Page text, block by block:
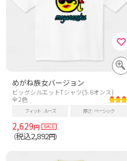
めがね族女バージョン
ビッグシルエットTシャツ(5.6オンス)
全2色
フィット ルーズ 厚さ ベーシック
2,629円
（税込2,892円）